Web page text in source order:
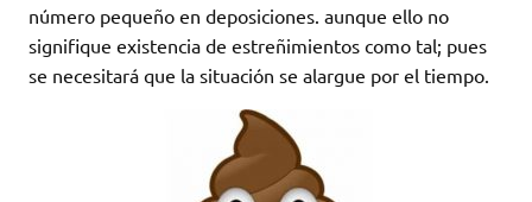
número pequeño en deposiciones. aunque ello no
signifique existencia de estreñimientos como tal; pues
se necesitará que la situación se alargue por el tiempo.